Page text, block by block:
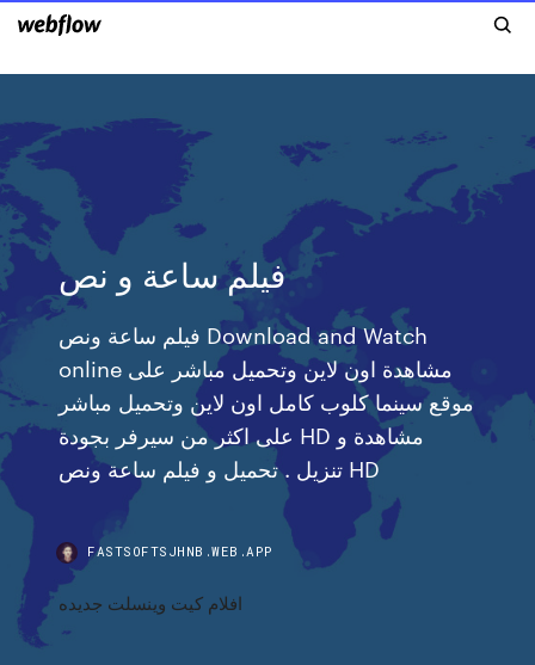
فيلم ساعة و نص
فيلم ساعة ونص Download and Watch
online مشاهدة اون لاين وتحميل مباشر على
موقع سينما كلوب كامل اون لاين وتحميل مباشر
على اكثر من سيرفر بجودة HD مشاهدة و
تنزيل . تحميل و فيلم ساعة ونص HD
FASTSOFTSJHNB.WEB.APP
افلام كيت وينسلت جديده